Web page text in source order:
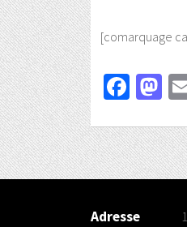
[comarquage
Adresse